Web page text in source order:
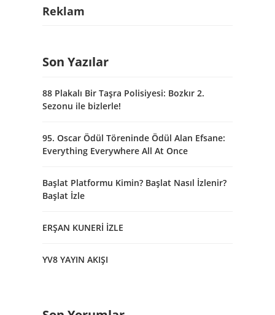
Reklam
Son Yazılar
88 Plakalı Bir Taşra Polisiyesi: Bozkır 2.
Sezonu ile bizlerle!
95. Oscar Ödül Töreninde Ödül Alan Efsane:
Everything Everywhere All At Once
Başlat Platformu Kimin? Başlat Nasıl İzlenir?
Başlat İzle
ERŞAN KUNERİ İZLE
YV8 YAYIN AKIŞI